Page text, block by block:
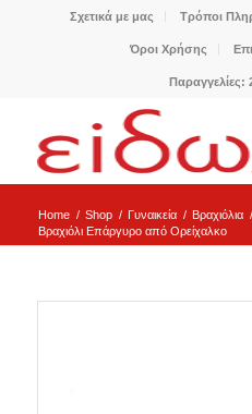
Σχετικά με μας Τρόποι
Όροι Χρήσης
Παραγγελίες:
Home / Shop / Γυναικεία / Βραχιόλια /
Βραχιόλι Επάργυρο από Ορείχαλκο